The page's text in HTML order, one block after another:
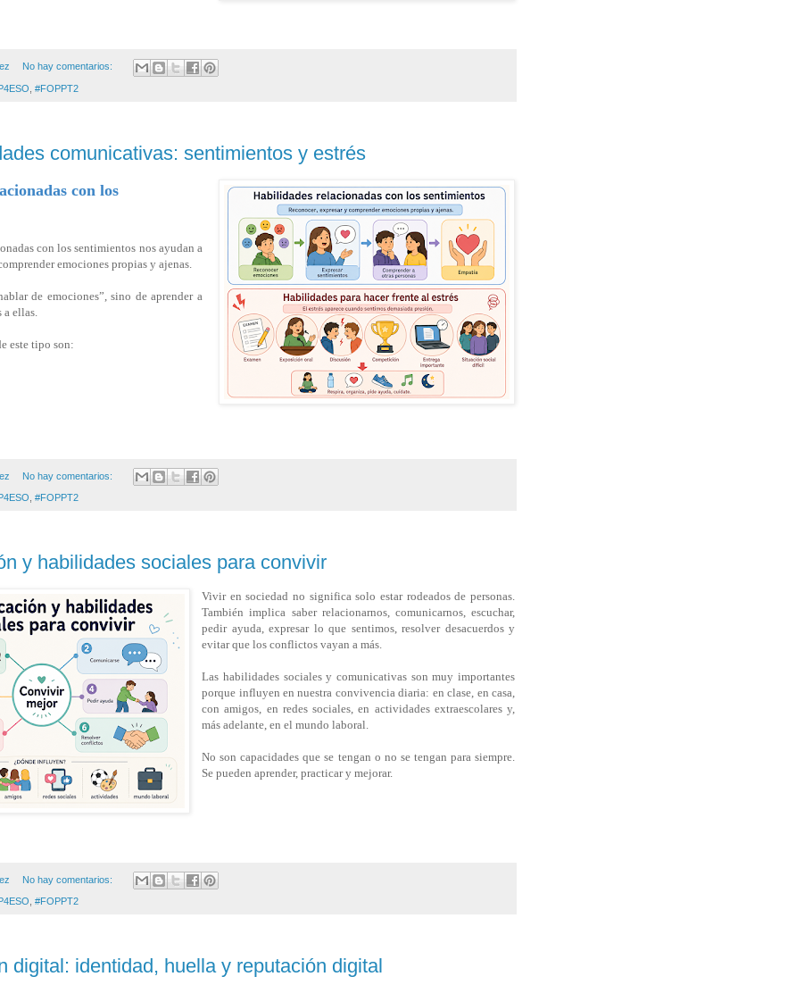
No hay comentarios:
#FOPPT2
comunicativas: sentimientos y estrés
con los
con los sentimientos nos ayudan a
emociones propias y ajenas.
de emociones”, sino de aprender a
ellas.
este tipo son:
No hay comentarios:
#FOPPT2
y habilidades sociales para convivir
Vivir en sociedad no significa solo estar rodeados de personas.
También implica saber relacionarnos, comunicarnos, escuchar,
pedir ayuda, expresar lo que sentimos, resolver desacuerdos y
evitar que los conflictos vayan a más.
Las habilidades sociales y comunicativas son muy importantes
porque influyen en nuestra convivencia diaria: en clase, en casa,
con amigos, en redes sociales, en actividades extraescolares y,
más adelante, en el mundo laboral.
No son capacidades que se tengan o no se tengan para siempre.
Se pueden aprender, practicar y mejorar.
No hay comentarios:
#FOPPT2
digital: identidad, huella y reputación digital